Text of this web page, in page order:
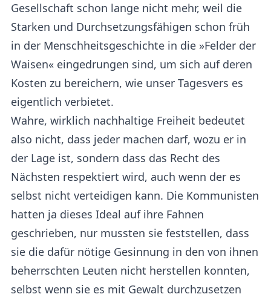
Gesellschaft schon lange nicht mehr, weil die
Starken und Durchsetzungsfähigen schon früh
in der Menschheitsgeschichte in die »Felder der
Waisen« eingedrungen sind, um sich auf deren
Kosten zu bereichern, wie unser Tagesvers es
eigentlich verbietet.
Wahre, wirklich nachhaltige Freiheit bedeutet
also nicht, dass jeder machen darf, wozu er in
der Lage ist, sondern dass das Recht des
Nächsten respektiert wird, auch wenn der es
selbst nicht verteidigen kann. Die Kommunisten
hatten ja dieses Ideal auf ihre Fahnen
geschrieben, nur mussten sie feststellen, dass
sie die dafür nötige Gesinnung in den von ihnen
beherrschten Leuten nicht herstellen konnten,
selbst wenn sie es mit Gewalt durchzusetzen